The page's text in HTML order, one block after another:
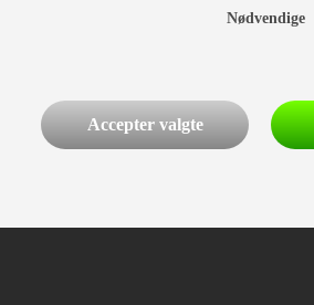
FRITEKST
Nødvendige
Accepter valgte